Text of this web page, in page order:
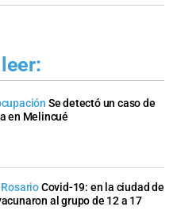
Se detectó un caso de
en Melincué
Covid-19: en la ciudad de
al grupo de 12 a 17